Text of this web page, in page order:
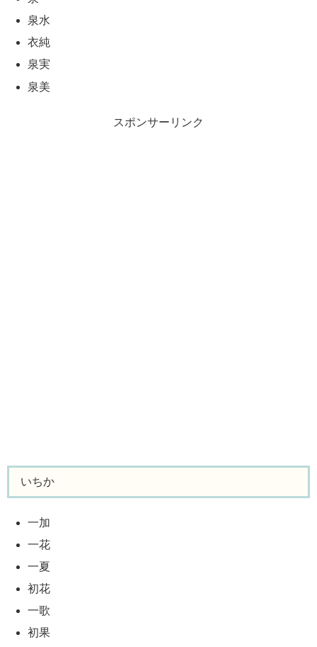
泉水
衣純
泉実
泉美
スポンサーリンク
いちか
一加
一花
一夏
初花
一歌
初果